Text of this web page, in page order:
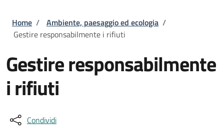
Briciole di pane
Home / Ambiente, paesaggio ed ecologia /
Gestire responsabilmente i rifiuti
Gestire responsabilmente
i rifiuti
Condividi